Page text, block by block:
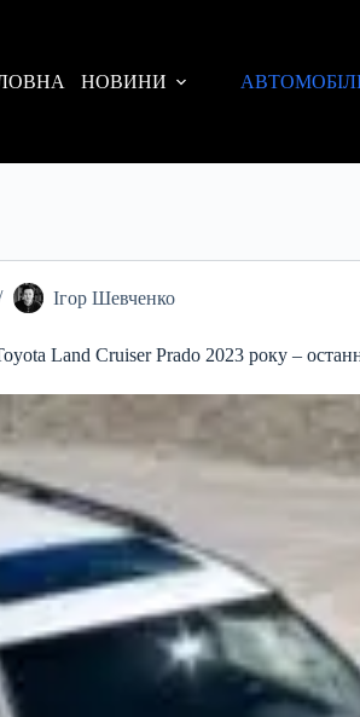
НОВИНИ
Ігор Шевченко
Land Cruiser Prado 2023 року –